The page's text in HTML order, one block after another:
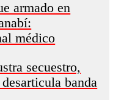
armado en
médico
secuestro,
banda